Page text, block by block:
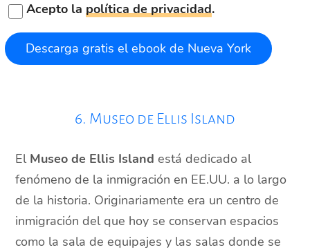
Acepto la política de privacidad.
6. Museo de Ellis Island
El Museo de Ellis Island está dedicado al
fenómeno de la inmigración en EE.UU. a lo largo
de la historia. Originariamente era un centro de
inmigración del que hoy se conservan espacios
como la sala de equipajes y las salas donde se